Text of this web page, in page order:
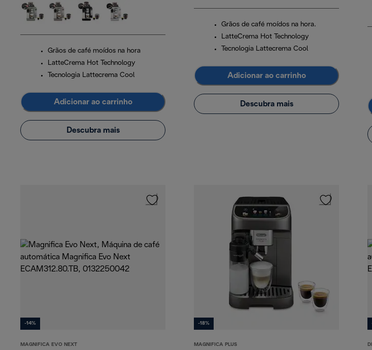
Grãos de café moídos na hora
LatteCrema Hot Technology
Tecnologia Lattecrema Cool
Adicionar ao carrinho
Descubra mais
Grãos de café moídos na hora.
LatteCrema Hot Technology
Tecnologia Lattecrema Cool
Adicionar ao carrinho
Descubra mais
-14%
MAGNIFICA EVO NEXT
-18%
MAGNIFICA PLUS